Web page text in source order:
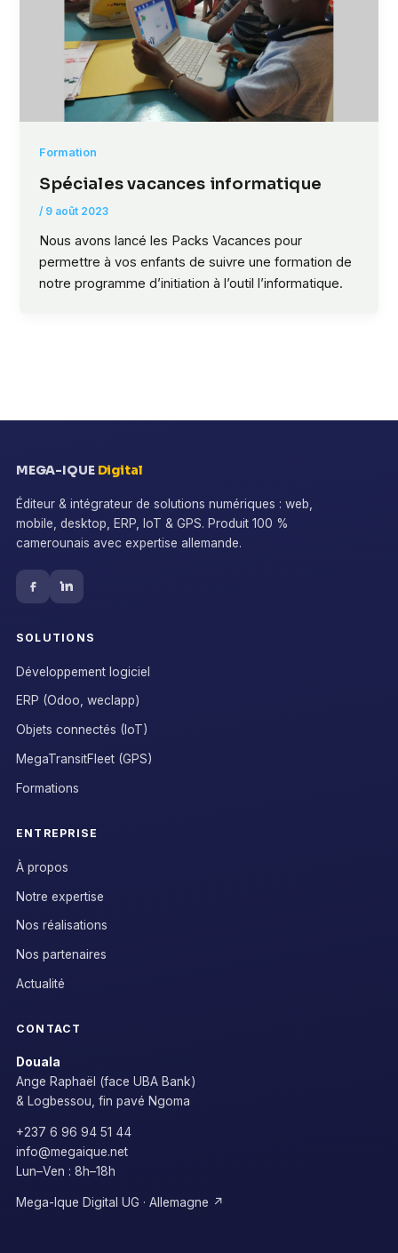
Formation
Spéciales vacances informatique
/ 9 août 2023
Nous avons lancé les Packs Vacances pour
permettre à vos enfants de suivre une formation de
notre programme d’initiation à l’outil l’informatique.
MEGA-IQUE Digital
Éditeur & intégrateur de solutions numériques : web,
mobile, desktop, ERP, IoT & GPS. Produit 100 %
camerounais avec expertise allemande.
SOLUTIONS
Développement logiciel
ERP (Odoo, weclapp)
Objets connectés (IoT)
MegaTransitFleet (GPS)
Formations
ENTREPRISE
À propos
Notre expertise
Nos réalisations
Nos partenaires
Actualité
CONTACT
Douala
Ange Raphaël (face UBA Bank)
& Logbessou, fin pavé Ngoma
+237 6 96 94 51 44
info@megaique.net
Lun–Ven : 8h–18h
Mega-Ique Digital UG · Allemagne ↗